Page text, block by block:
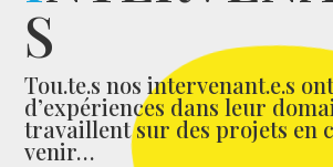
S
Tou.te.s nos intervenant.e.s
d’expériences dans leur
travaillent sur des projets en
venir…